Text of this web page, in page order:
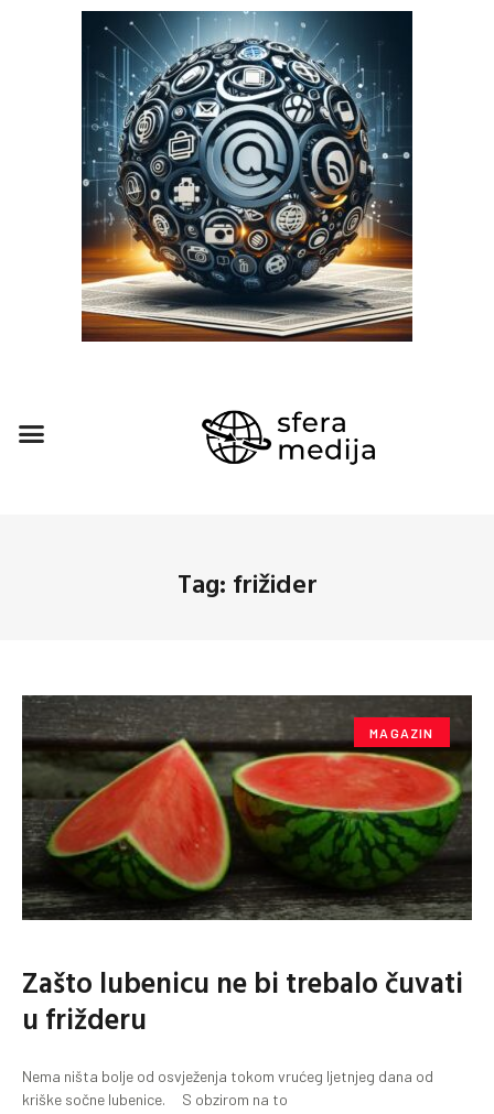
Tag: frižider
MAGAZIN
Zašto lubenicu ne bi trebalo čuvati
u frižderu
Nema ništa bolje od osvježenja tokom vrućeg ljetnjeg dana od
kriške sočne lubenice. S obzirom na to